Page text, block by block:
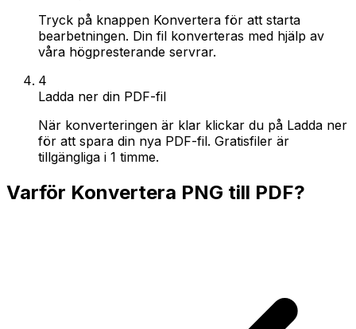
Tryck på knappen Konvertera för att starta
bearbetningen. Din fil konverteras med hjälp av
våra högpresterande servrar.
4
Ladda ner din PDF-fil
När konverteringen är klar klickar du på Ladda ner
för att spara din nya PDF-fil. Gratisfiler är
tillgängliga i 1 timme.
Varför Konvertera PNG till PDF?